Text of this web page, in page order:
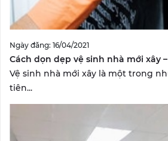
Ngày đăng: 16/04/2021
Cách dọn dẹp vệ sinh nhà mới xây
Vệ sinh nhà mới xây là một trong
tiên...